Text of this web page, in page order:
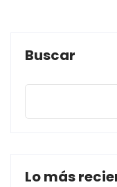
Buscar
Lo más